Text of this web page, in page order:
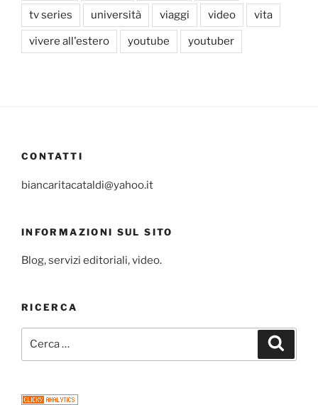
tv series università viaggi video vita
vivere all'estero youtube youtuber
CONTATTI
biancaritacataldi@yahoo.it
INFORMAZIONI SUL SITO
Blog, servizi editoriali, video.
RICERCA